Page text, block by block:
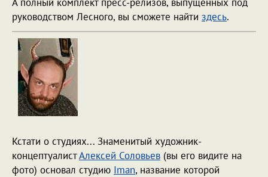
руководством Лесного, вы сможете найти здесь.
Кстати о студиях... Знаменитый художник-
концептуалистАлексей Соловьев (вы его видите на
фото) основал студию Iman, название которой